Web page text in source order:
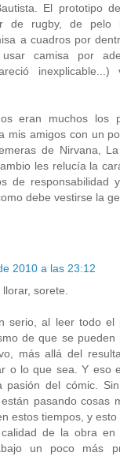
El prototipo
de rugby, de pelo
a cuadros por
camisa por
inexplicable...)
eran muchos los
mis amigos con un
de Nirvana,
les relucía la
de responsabilidad
debe vestirse la
2010 a las 23:12
sorete.
serio, al leer todo el
de que se pueden
más allá del
o lo que sea. Y eso
pasión del cómic.
pasando cosas
estos tiempos, y esto
de la obra
un poco más